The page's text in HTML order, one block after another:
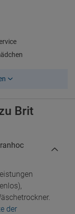
Brit
der